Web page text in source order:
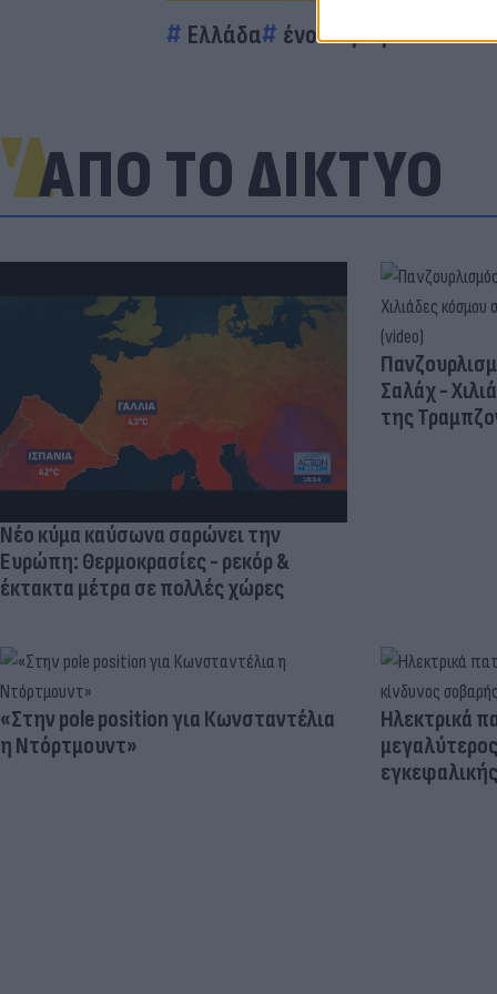
Ελλάδα ένοπλη ληστεία
ΑΠΟ ΤΟ ΔΙΚΤΥΟ
Νέο κύμα καύσωνα σαρώνει την
Ευρώπη: Θερμοκρασίες - ρεκόρ &
έκτακτα μέτρα σε πολλές χώρες
Σαλάχ -
της
«Στην pole position για Κωνσταντέλια
η Ντόρτμουντ»
Ηλεκτρικά